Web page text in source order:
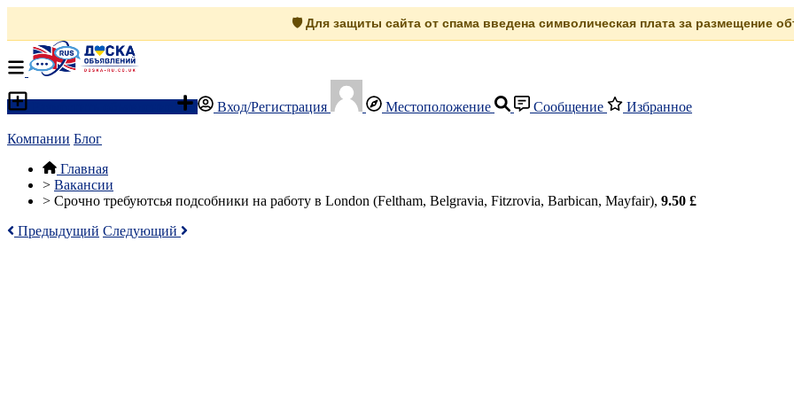
🛡️ Для защиты сайта от спама введена символическая плата за размещение
Вход/Регистрация Местоположение Сообщение Избранное
Компании Блог
Главная
> Вакансии
> Срочно требуютсья подсобники на работу в London (Feltham, Belgravia, Fitzrovia, Barbican, Mayfair), 9.50 £
Предыдущий Следующий